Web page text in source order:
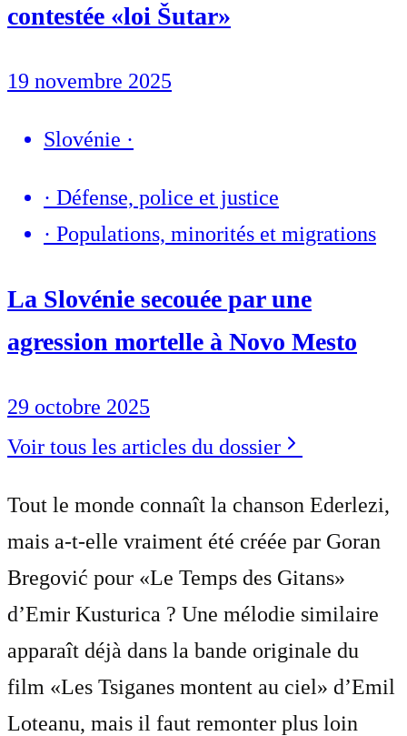
contestée «loi Šutar»
19 novembre 2025
Slovénie ·
· Défense, police et justice
· Populations, minorités et migrations
La Slovénie secouée par une
agression mortelle à Novo Mesto
29 octobre 2025
Voir tous les articles du dossier
Tout le monde connaît la chanson Ederlezi,
mais a-t-elle vraiment été créée par Goran
Bregović pour «Le Temps des Gitans»
d’Emir Kusturica ? Une mélodie similaire
apparaît déjà dans la bande originale du
film «Les Tsiganes montent au ciel» d’Emil
Loteanu, mais il faut remonter plus loin